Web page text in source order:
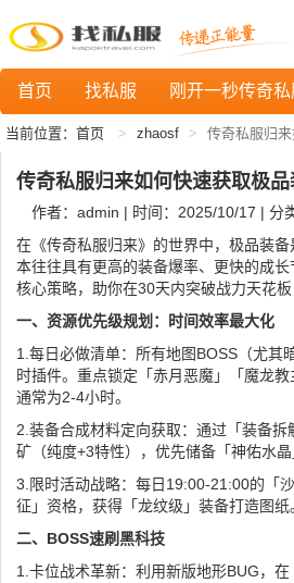
首页 找私服 刚开一秒传奇私
当前位置： 首页 zhaosf 传奇私服归
传奇私服归来如何快速获取极品
作者：admin | 时间：2025/10/17 | 分类
在《传奇私服归来》的世界中，极品装
本往往具有更高的装备爆率、更快的成
核心策略，助你在30天内突破战力天花
一、资源优先级规划：时间效率最大化
1.每日必做清单：所有地图BOSS（尤其
时插件。重点锁定「赤月恶魔」「魔龙
通常为2-4小时。
2.装备合成材料定向获取：通过「装备
矿（纯度+3特性），优先储备「神佑水
3.限时活动战略：每日19:00-21:00的「
征」资格，获得「龙纹级」装备打造图纸
二、BOSS速刷黑科技
1.卡位战术革新：利用新版地形BUG，